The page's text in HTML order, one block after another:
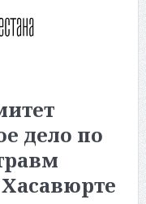
дело по